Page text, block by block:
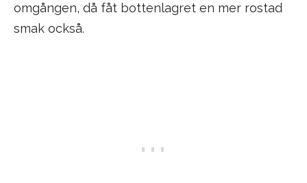
omgången, då fåt bottenlagret en mer rostad
smak också.